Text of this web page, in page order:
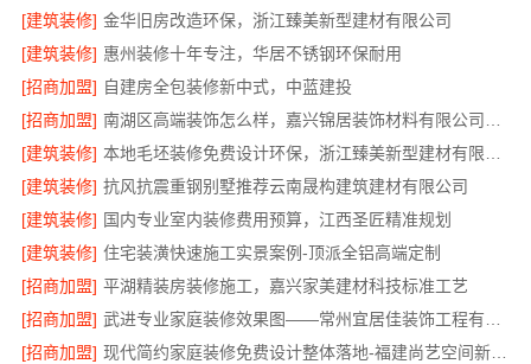
[建筑装修] 金华旧房改造环保，浙江臻美新型建材有限公司
[建筑装修] 惠州装修十年专注，华居不锈钢环保耐用
[招商加盟] 自建房全包装修新中式，中蓝建投
[招商加盟]
[建筑装修]
[建筑装修] 抗风抗震重钢别墅推荐云南晟构建筑建材有限公司
[建筑装修] 国内专业室内装修费用预算，江西圣匠精准规划
[建筑装修] 住宅装潢快速施工实景案例-顶派全铝高端定制
[招商加盟] 平湖精装房装修施工，嘉兴家美建材科技标准工艺
[招商加盟]
[招商加盟]
现代简约家庭装修免费设计整体落地-福建尚艺空间新材料